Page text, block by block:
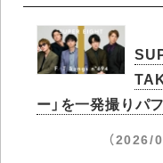
ー」を一発撮りパ
（2026/